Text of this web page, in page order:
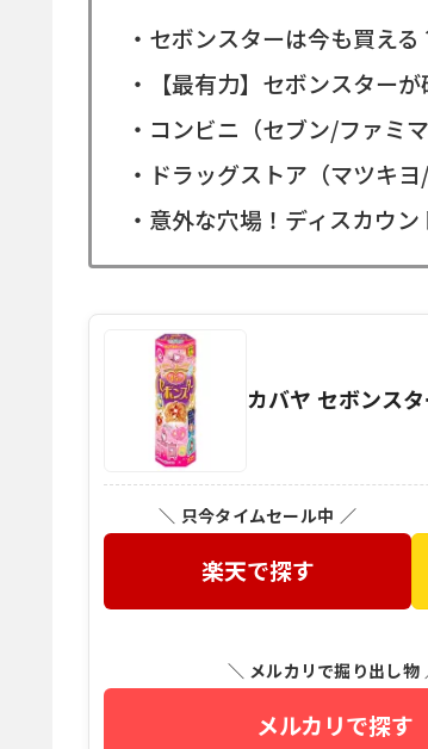
・セボンスターは今も買え
・【最有力】セボンスター
・コンビニ（セブン/ファミ
・ドラッグストア（マツキ
・意外な穴場！ディスカウ
カバヤ セボンス
＼ 只今タイムセール中 ／
楽天で探す
＼ メルカリで掘り出し物
メルカリで探す